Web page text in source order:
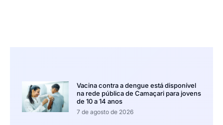
Vacina contra a dengue está disponível
na rede pública de Camaçari para jovens
de 10 a 14 anos
7 de agosto de 2026